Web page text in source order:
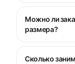
Можно ли
размера?
Сколько